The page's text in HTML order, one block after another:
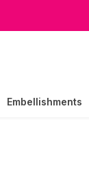
Embellishments